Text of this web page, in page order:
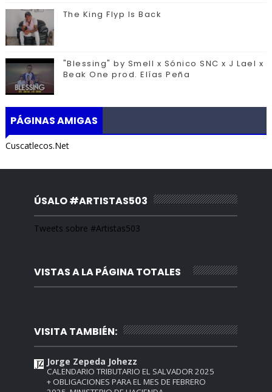
The King Flyp Is Back
"Blessing" by Smell x Sónico SNC x J Lael x
Beak One prod. Elías Peña
PÁGINAS AMIGAS
Cuscatlecos.Net
ÚSALO #ARTISTAS503
Tweets sobre #Artistas503
VISTAS A LA PÁGINA TOTALES
VISITA TAMBIÉN:
Jorge Zepeda Johezz
CALENDARIO TRIBUTARIO EL SALVADOR 2025
+ OBLIGACIONES PARA EL MES DE FEBRERO